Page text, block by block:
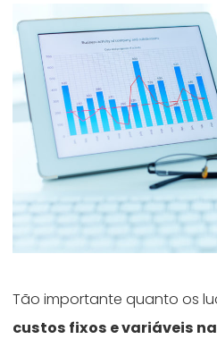
Tão importante quanto os
custos fixos e variáveis